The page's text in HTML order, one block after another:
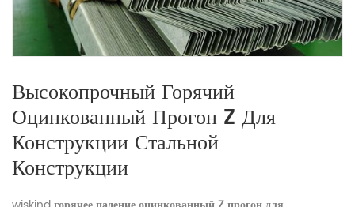
Высокопрочный Горячий
Оцинкованный Прогон Z Для
Конструкции Стальной
Конструкции